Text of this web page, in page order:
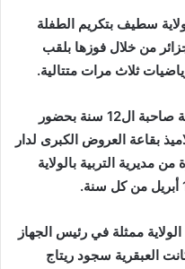
سطيف بتكريم الطفلة
من خلال فوزها بلقب
ثلاث مرات متتالية.
وجرت مراسم تكريم نابغة مدينة العلمة صاحبة ال12 سنة بحضور
بقاعة العروض الكبرى لدار
مديرية التربية بالولاية
ممثلة في رئيس الجهاز
العبقرية سجود ريتاج